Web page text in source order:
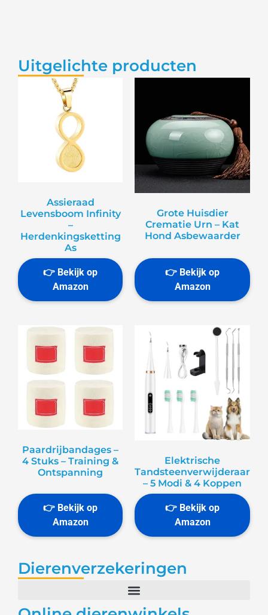
Uitgelichte producten
Assieraad
Levensboom Infinity
–
Herdenkingsketting
As
Grote Huisdier
Crematie Urn – Kat
Hond Asbewaarder
Paardrijbandages –
4 Stuks – Training &
Ontspanning
Elektrische
Tandsteenverwijderaar
– 5 Modi & 4 Koppen
Dierenverzekeringen